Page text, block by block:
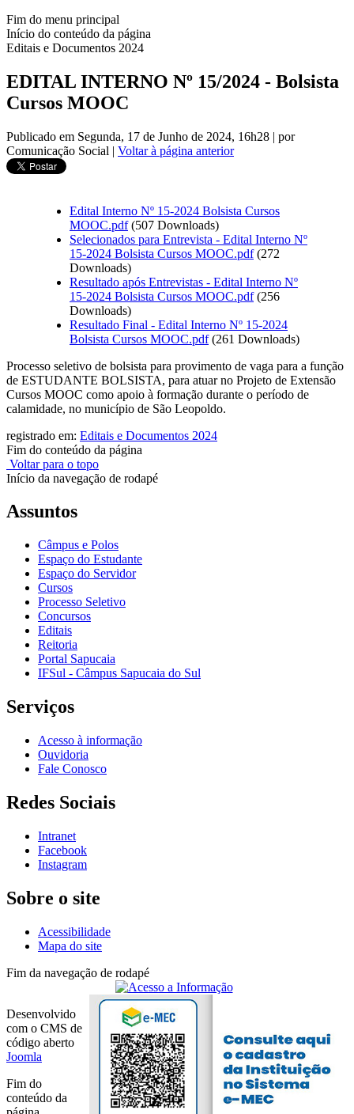
Fim do menu principal
Início do conteúdo da página
Editais e Documentos 2024
EDITAL INTERNO Nº 15/2024 - Bolsista
Cursos MOOC
Publicado em Segunda, 17 de Junho de 2024, 16h28 | por
Comunicação Social | Voltar à página anterior
Edital Interno Nº 15-2024 Bolsista Cursos
MOOC.pdf (507 Downloads)
Selecionados para Entrevista - Edital Interno Nº
15-2024 Bolsista Cursos MOOC.pdf (272
Downloads)
Resultado após Entrevistas - Edital Interno Nº
15-2024 Bolsista Cursos MOOC.pdf (256
Downloads)
Resultado Final - Edital Interno Nº 15-2024
Bolsista Cursos MOOC.pdf (261 Downloads)
Processo seletivo de bolsista para provimento de vaga para a função
de ESTUDANTE BOLSISTA, para atuar no Projeto de Extensão
Cursos MOOC como apoio à formação durante o período de
calamidade, no município de São Leopoldo.
registrado em: Editais e Documentos 2024
Fim do conteúdo da página
Voltar para o topo
Início da navegação de rodapé
Assuntos
Câmpus e Polos
Espaço do Estudante
Espaço do Servidor
Cursos
Processo Seletivo
Concursos
Editais
Reitoria
Portal Sapucaia
IFSul - Câmpus Sapucaia do Sul
Serviços
Acesso à informação
Ouvidoria
Fale Conosco
Redes Sociais
Intranet
Facebook
Instagram
Sobre o site
Acessibilidade
Mapa do site
Fim da navegação de rodapé
Desenvolvido
com o CMS de
código aberto
Joomla
Fim do
conteúdo da